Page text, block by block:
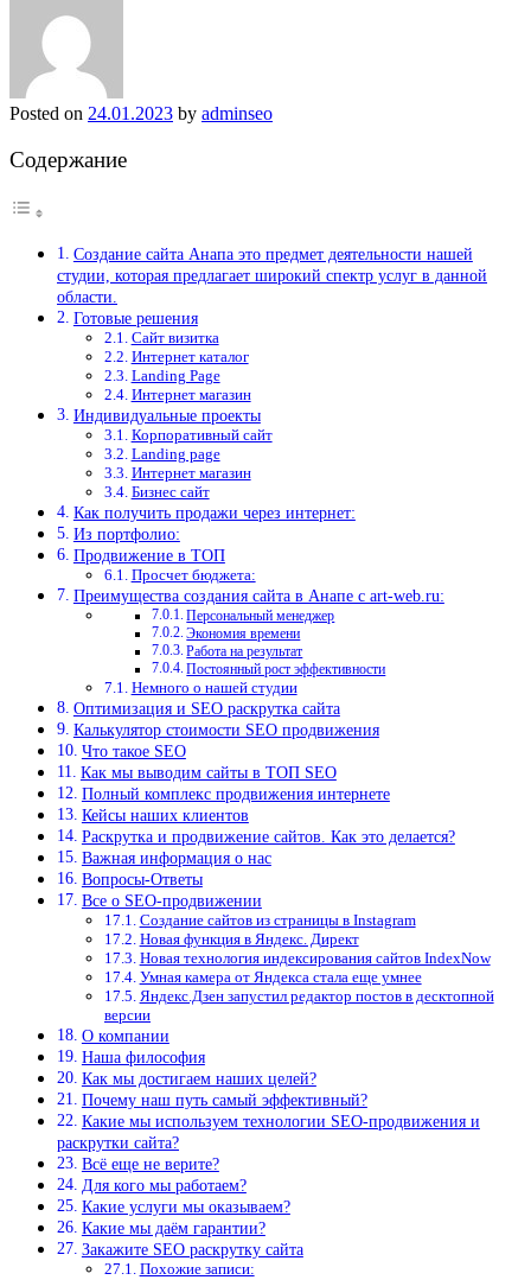
Posted on 24.01.2023 by adminseo
Содержание
Создание сайта Анапа это предмет деятельности нашей
студии, которая предлагает широкий спектр услуг в данной
области.
Готовые решения
Сайт визитка
Интернет каталог
Landing Page
Интернет магазин
Индивидуальные проекты
Корпоративный сайт
Landing page
Интернет магазин
Бизнес сайт
Как получить продажи через интернет:
Из портфолио:
Продвижение в ТОП
Просчет бюджета:
Преимущества создания сайта в Анапе с art-web.ru:
Персональный менеджер
Экономия времени
Работа на результат
Постоянный рост эффективности
Немного о нашей студии
Оптимизация и SEO раскрутка сайта
Калькулятор стоимости SEO продвижения
Что такое SEO
Как мы выводим сайты в ТОП SEO
Полный комплекс продвижения интернете
Кейсы наших клиентов
Раскрутка и продвижение сайтов. Как это делается?
Важная информация о нас
Вопросы-Ответы
Все о SEO-продвижении
Создание сайтов из страницы в Instagram
Новая функция в Яндекс. Директ
Новая технология индексирования сайтов IndexNow
Умная камера от Яндекса стала еще умнее
Яндекс.Дзен запустил редактор постов в десктопной
версии
О компании
Наша философия
Как мы достигаем наших целей?
Почему наш путь самый эффективный?
Какие мы используем технологии SEO-продвижения и
раскрутки сайта?
Всё еще не верите?
Для кого мы работаем?
Какие услуги мы оказываем?
Какие мы даём гарантии?
Закажите SEO раскрутку сайта
Похожие записи: